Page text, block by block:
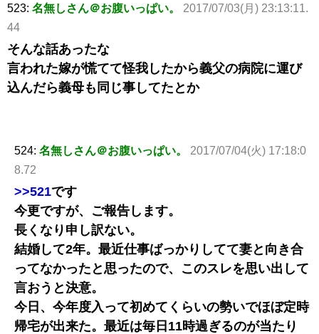
523: 名無しさん＠お腹いっぱい。
2017/07/03(月) 23:13:11.
44
そんな話あったな
言われた嫁が慌てて怪我したから義父の病院に運び
込んだら義母も同じ事してたとか
524: 名無しさん＠お腹いっぱい。
2017/07/04(火) 17:18:0
8.72
>>521です
今更ですが、ご報告します。
長くなり申し訳ない。
結婚して2年。最近仕事ばっかりしてて妻と向き合
ってなかったと思ったので、このスレを思い出して
言おうと決意。
今日、今年度入って初めてくらいの勢いでほぼ定時
帰宅が出来た。最近は毎日11時過ぎるのが当たり